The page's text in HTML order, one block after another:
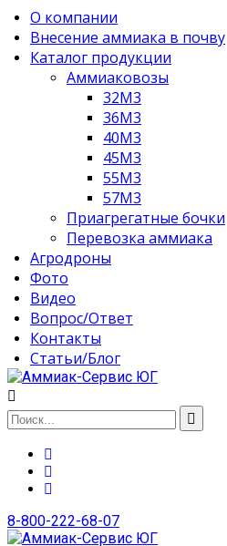
О компании
Внесение аммиака в почву
Каталог продукции
Аммиаковозы
32М3
36М3
40М3
45М3
55М3
57М3
Приагрегатные бочки
Перевозка аммиака
Агродроны
Фото
Видео
Вопрос/Ответ
Контакты
Статьи/Блог
8-800-222-68-07